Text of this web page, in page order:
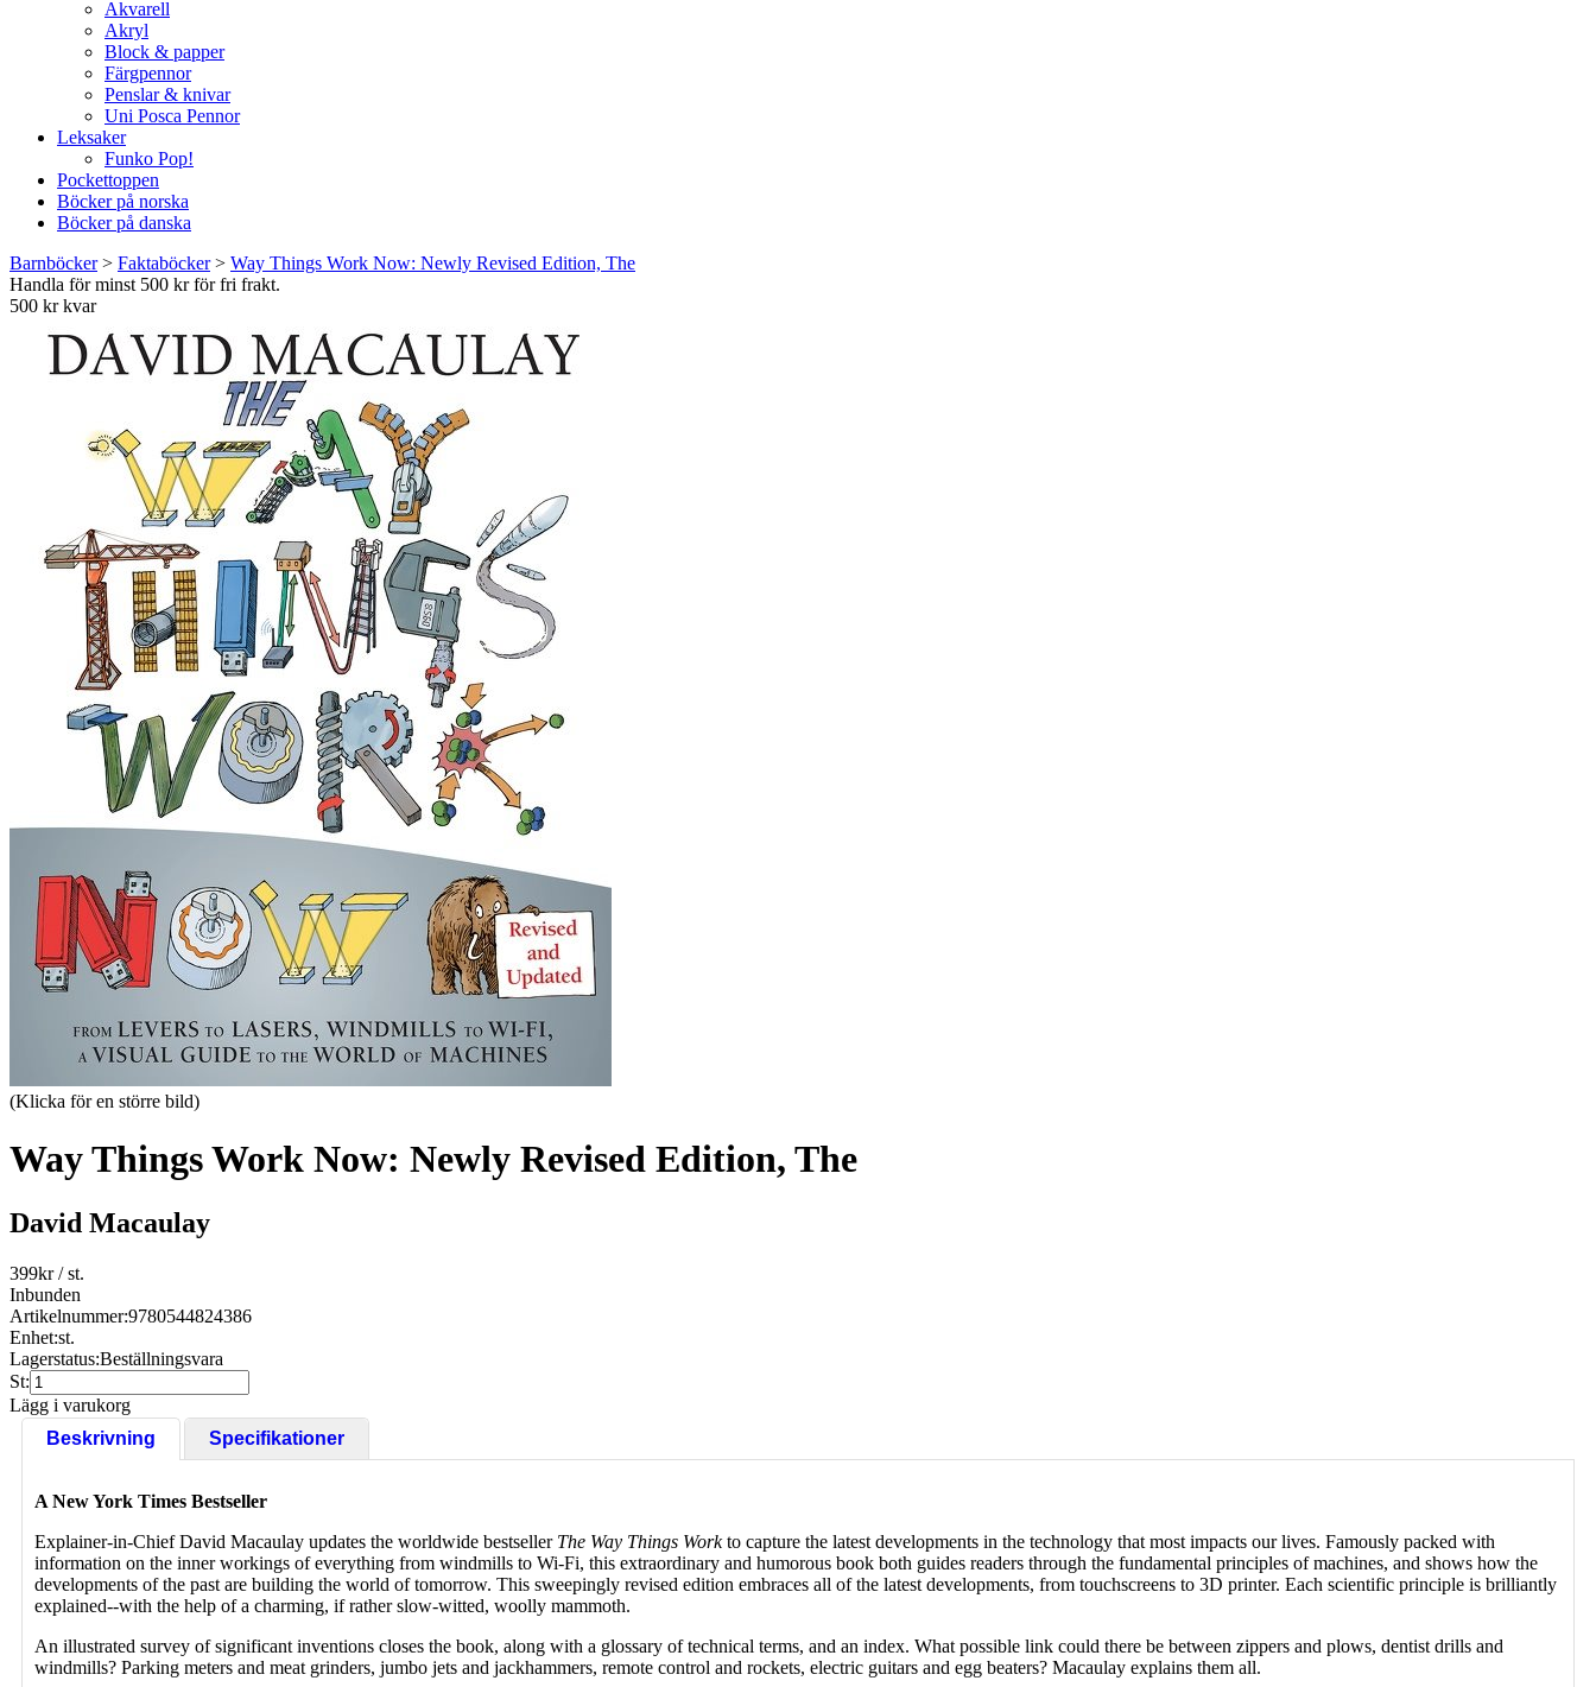
Akvarell
Akryl
Block & papper
Färgpennor
Penslar & knivar
Uni Posca Pennor
Leksaker
Funko Pop!
Pockettoppen
Böcker på norska
Böcker på danska
Barnböcker> Faktaböcker> Way Things Work Now: Newly Revised Edition, The
Handla för minst 500 kr för fri frakt.
500 kr kvar
(Klicka för en större bild)
Way Things Work Now: Newly Revised Edition, The
David Macaulay
399kr/ st.
Inbunden
Artikelnummer:9780544824386
Enhet:st.
Lagerstatus:Beställningsvara
St:
Lägg i varukorg
Beskrivning
Specifikationer
A New York Times Bestseller
Explainer-in-Chief David Macaulay updates the worldwide bestseller The Way Things Workto capture the latest developments in the technology that most impacts our lives. Famously packed with
information on the inner workings of everything from windmills to Wi-Fi, this extraordinary and humorous book both guides readers through the fundamental principles of machines, and shows how the
developments of the past are building the world of tomorrow. This sweepingly revised edition embraces all of the latest developments, from touchscreens to 3D printer. Each scientific principle is brilliantly
explained--with the help of a charming, if rather slow-witted, woolly mammoth.
An illustrated survey of significant inventions closes the book, along with a glossary of technical terms, and an index. What possible link could there be between zippers and plows, dentist drills and
windmills? Parking meters and meat grinders, jumbo jets and jackhammers, remote control and rockets, electric guitars and egg beaters? Macaulay explains them all.